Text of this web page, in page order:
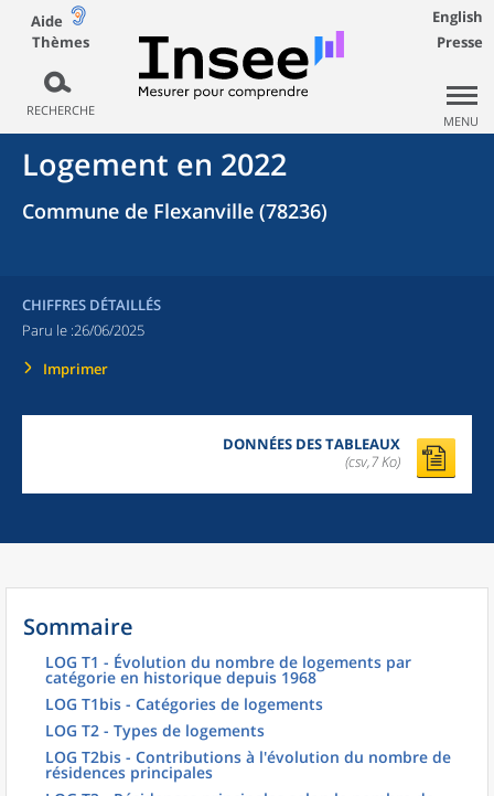
Aide
Thèmes
RECHERCHE
English
Presse
MENU
Logement en 2022
Commune de Flexanville (78236)
CHIFFRES DÉTAILLÉS
Paru le :26/06/2025
Imprimer
DONNÉES DES TABLEAUX
(csv,7 Ko)
Sommaire
LOG T1 - Évolution du nombre de logements par
catégorie en historique depuis 1968
LOG T1bis - Catégories de logements
LOG T2 - Types de logements
LOG T2bis - Contributions à l'évolution du nombre de
résidences principales